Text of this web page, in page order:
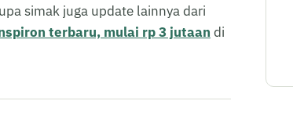
simak juga update lainnya dari
terbaru, mulai rp 3 jutaan di